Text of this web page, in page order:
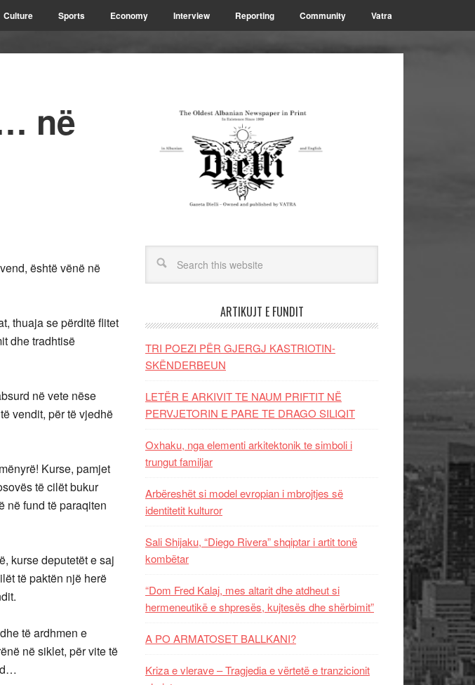
Culture Sports Economy Interview Reporting Community Vatra
në
është vënë në
thuaja se përditë flitet
dhe tradhtisë
në vete nëse
vendit, për të vjedhë
Kurse, pamjet
të cilët bukur
në fund të paraqiten
kurse deputetët e saj
të paktën një herë
të ardhmen e
në siklet, për vite të
ARTIKUJT E FUNDIT
TRI POEZI PËR GJERGJ KASTRIOTIN-
SKËNDERBEUN
LETËR E ARKIVIT TE NAUM PRIFTIT NË
PERVJETORIN E PARE TE DRAGO SILIQIT
Oxhaku, nga elementi arkitektonik te simboli i
trungut familjar
Arbëreshët si model evropian i mbrojtjes së
identitetit kulturor
Sali Shijaku, “Diego Rivera” shqiptar i artit tonë
kombëtar
“Dom Fred Kalaj, mes altarit dhe atdheut si
hermeneutikë e shpresës, kujtesës dhe shërbimit”
A PO ARMATOSET BALLKANI?
Kriza e vlerave – Tragjedia e vërtetë e tranzicionit